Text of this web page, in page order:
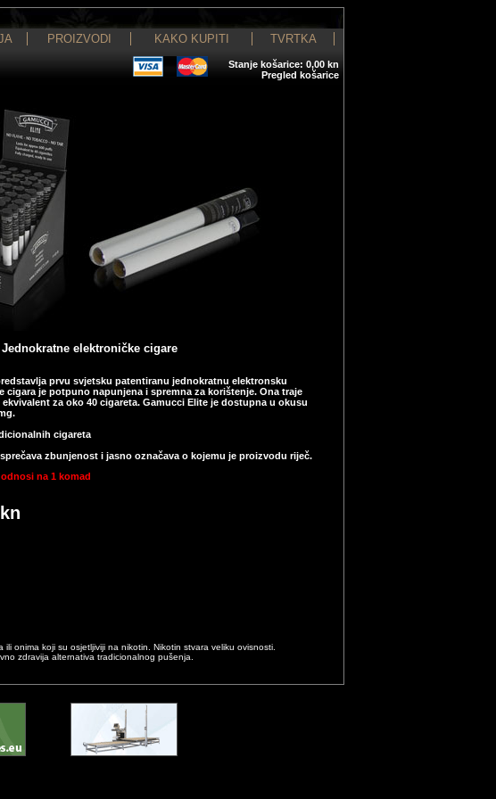
PROIZVODI KAKO KUPITI TVRTKA
Stanje košarice: 0,00 kn
Pregled košarice
elektroničke cigare
prvu svjetsku patentiranu jednokratnu elektronsku
cigara je potpuno napunjena i spremna za korištenje. Ona traje
ekvivalent za oko 40 cigareta. Gamucci Elite je dostupna u okusu
cigareta
zbunjenost i jasno označava o kojemu je proizvodu riječ.
na 1 komad
onima koji su osjetljiviji na nikotin. Nikotin stvara veliku ovisnosti.
zdravija alternativa tradicionalnog pušenja.